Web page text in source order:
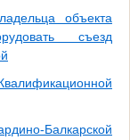
объекта
съезд
Балкарской